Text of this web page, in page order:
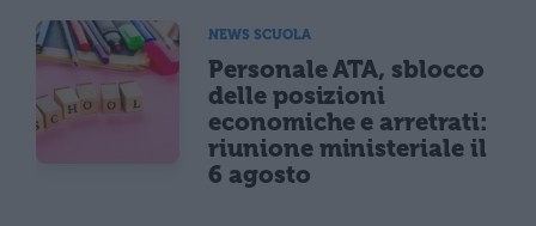
NEWS SCUOLA
Personale ATA, sblocco
delle posizioni
economiche e arretrati:
riunione ministeriale il
6 agosto